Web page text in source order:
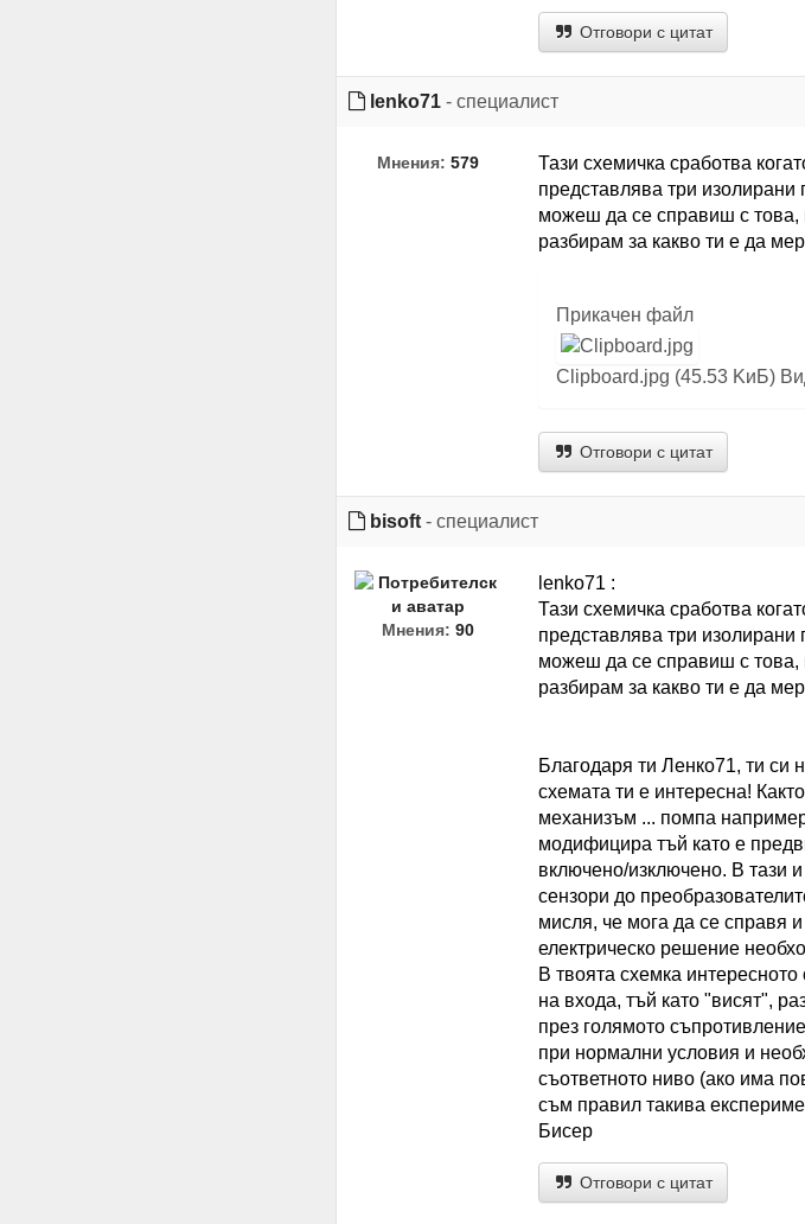
Отговори с цитат
lenko71 - специалист
Мнения: 579
Тази схемичка сработва
представлява три
можеш да се справиш с това,
разбирам за какво ти е да
Прикачен файл
Clipboard.jpg (45.53 KиБ)
Отговори с цитат
bisoft - специалист
Мнения: 90
lenko71 :
Тази схемичка сработва
представлява три
можеш да се справиш с това,
разбирам за какво ти е да
Благодаря ти Ленко71, ти си
схемата ти е интересна!
механизъм ... помпа
модифицира тъй като е
включено/изключено. В тази
сензори до
мисля, че мога да се справя
електрическо решение
В твоята схемка
на входа, тъй като "висят",
през голямото
при нормални условия и
съответното ниво (ако има
съм правил такива
Бисер
Отговори с цитат